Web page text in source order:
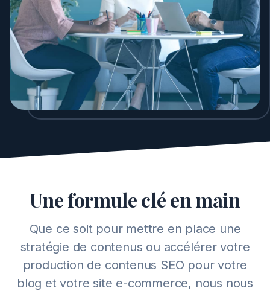
Une formule clé en main
Que ce soit pour mettre en place une
stratégie de contenus ou accélérer votre
production de contenus SEO pour votre
blog et votre site e-commerce, nous nous